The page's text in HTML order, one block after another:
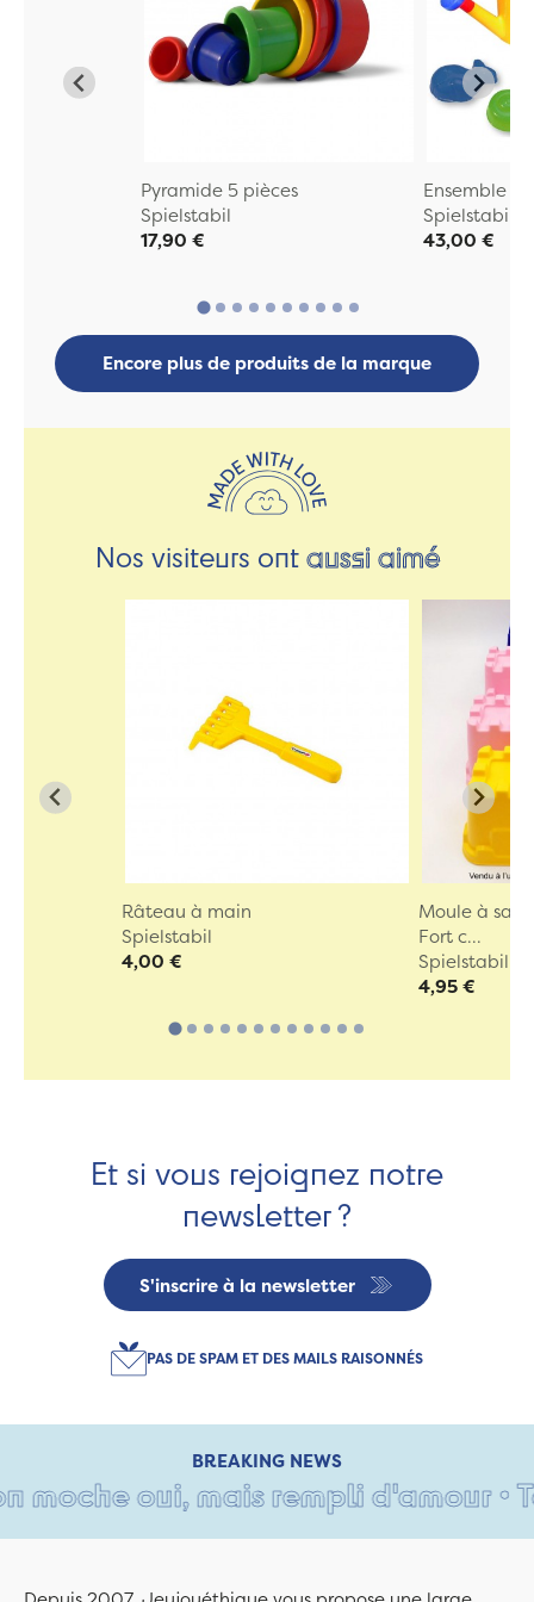
Pyramide 5 pièces
Spielstabil
17,90 €
Ensemble
Spielstabil
43,00 €
Encore plus de produits de la marque
Nos visiteurs ontaussi aimé
Râteau à main
Spielstabil
4,00 €
Moule à
Fort c...
Spielstabil
4,95 €
Et si vous rejoignez notre
newsletter ?
S'inscrire à la newsletter
PAS DE SPAM ET DES MAILS RAISONNÉS
BREAKING NEWS
oui, mais rempli d'amour •